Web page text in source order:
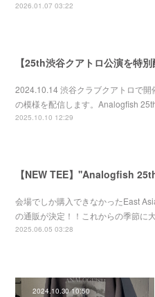
2026.01.07 03:22
【25th渋谷クアトロ公演を特別
2024.10.14 渋谷クラブクアトロで開
の模様を配信します。Analogfish
2025.10.10 12:29
会場でしか購入できなかったEast
の通販が決定！！これからの季節に
2025.06.05 03:28
2024.10.30 10:50